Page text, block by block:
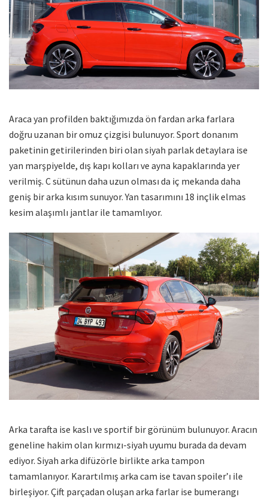
Araca yan profilden baktığımızda ön fardan arka farlara
doğru uzanan bir omuz çizgisi bulunuyor. Sport donanım
paketinin getirilerinden biri olan siyah parlak detaylara ise
yan marşpiyelde, dış kapı kolları ve ayna kapaklarında yer
verilmiş. C sütünun daha uzun olması da iç mekanda daha
geniş bir arka kısım sunuyor. Yan tasarımını 18 inçlik elmas
kesim alaşımlı jantlar ile tamamlıyor.
Arka tarafta ise kaslı ve sportif bir görünüm bulunuyor. Aracın
geneline hakim olan kırmızı-siyah uyumu burada da devam
ediyor. Siyah arka difüzörle birlikte arka tampon
tamamlanıyor. Karartılmış arka cam ise tavan spoiler’ı ile
birleşiyor. Çift parçadan oluşan arka farlar ise bumerangı